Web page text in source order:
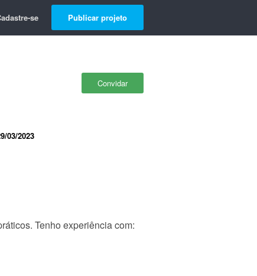
se Publicar projeto
Convidar
03/2023
Tenho experiência com: